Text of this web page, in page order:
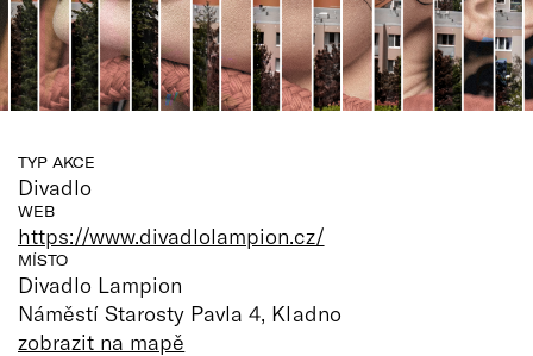
TYP AKCE
Divadlo
WEB
https://www.divadlolampion.cz/
MÍSTO
Divadlo Lampion
Náměstí Starosty Pavla 4, Kladno
zobrazit na mapě